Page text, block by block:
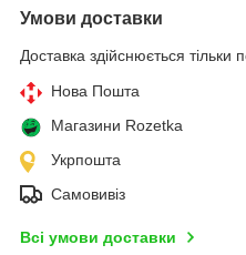
Умови доставки
Доставка здійснюється тільки
Нова Пошта
Магазини Rozetka
Укрпошта
Самовивіз
Всі умови доставки